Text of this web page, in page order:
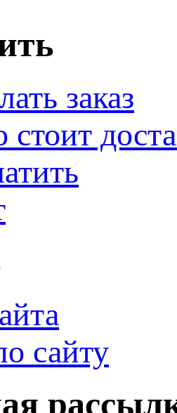
заказ
стоит
сайту